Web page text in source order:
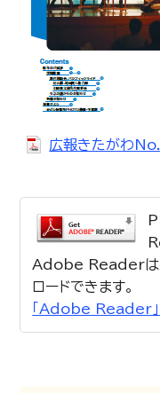
広報きたがわ
Adobe Readerは、
ロードできます。
「Adobe Reader」